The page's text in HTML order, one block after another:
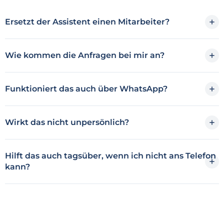
Ersetzt der Assistent einen Mitarbeiter?
Wie kommen die Anfragen bei mir an?
Funktioniert das auch über WhatsApp?
Wirkt das nicht unpersönlich?
Hilft das auch tagsüber, wenn ich nicht ans Telefon
kann?